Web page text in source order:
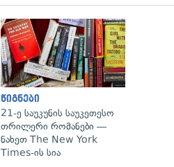
წიგნები
21-ე საუკუნის საუკეთესო
თრილერი რომანები —
ნახეთ The New York
Times-ის სია